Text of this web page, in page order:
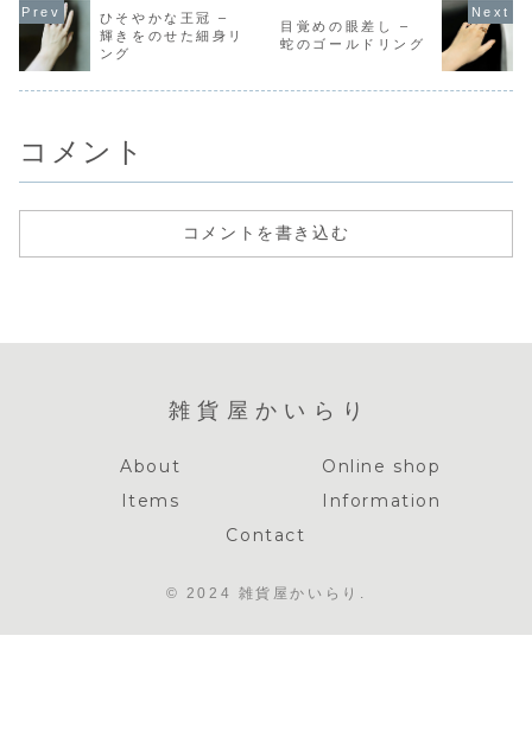
ンは、まるで静か
に祈りを捧げるよ
うな澄んだ輝き。
その周囲を取り巻
く小さな石たち
のように円を描く
金の刺繍。まるで
ビックジルコニ
ア。中央にはそっ
と咲いた一輪の輝
オープンデ
のシルバー
グ。三日月
タルチャー
星型ストー
ひそやかな王冠 –
輝きをのせた細身リ
ング
目覚めの眼差し –
蛇のゴールドリング
コメント
コメントを書き込む
雑貨屋かいらり
About
Online shop
Items
Information
Contact
© 2024 雑貨屋かいらり.